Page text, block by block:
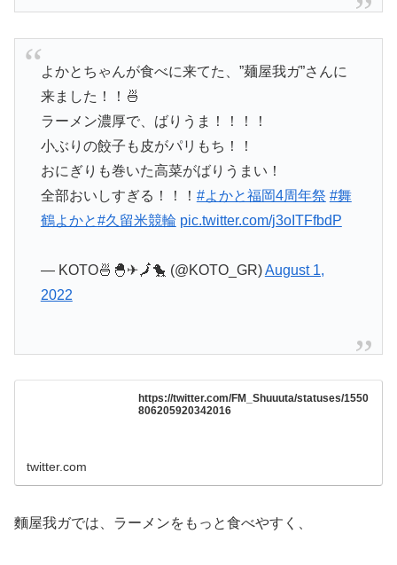
よかとちゃんが食べに来てた、”麺屋我ガ”さんに
来ました！！🍜
ラーメン濃厚で、ばりうま！！！！
小ぶりの餃子も皮がパリもち！！
おにぎりも巻いた高菜がばりうまい！
全部おいしすぎる！！！ #よかと福岡4周年祭 #舞
鶴よかと#久留米競輪 pic.twitter.com/j3oITFfbdP
— KOTO🍜🐣✈🗾🐤 (@KOTO_GR)August 1,
2022
https://twitter.com/FM_Shuuuta/statuses/1550
806205920342016
twitter.com
麵屋我ガでは、ラーメンをもっと食べやすく、